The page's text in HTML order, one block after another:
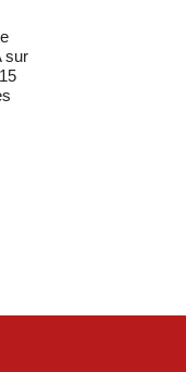
sur